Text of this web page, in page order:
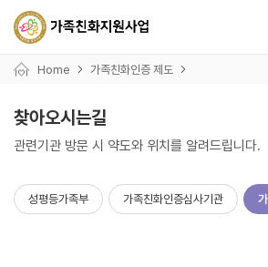
Home 가족친화인증 제도
찾아오시는길
관련기관 방문 시 약도와 위치를 알려드립니다.
성평등가족부 가족친화인증심사기관